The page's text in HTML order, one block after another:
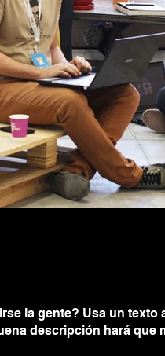
la gente? Usa un texto
descripción hará que